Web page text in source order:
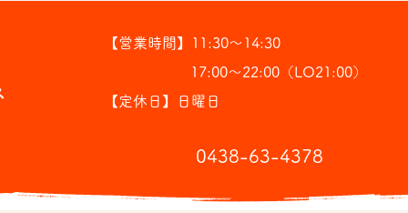
【営業時間】11:30～14:30
17:00～22:00（LO21:00）
【定休日】日曜日
​0438-63-4378